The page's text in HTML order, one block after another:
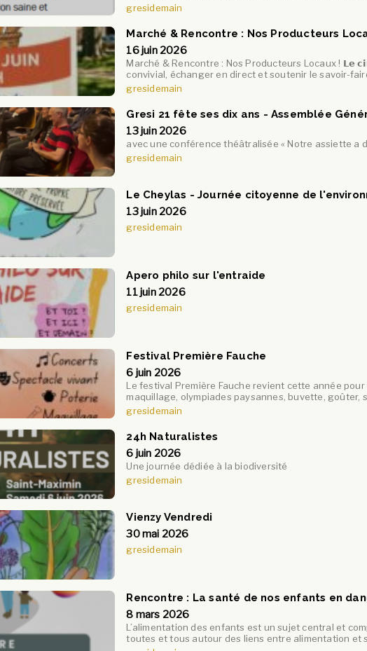
gresidemain
Marché & Rencontre : Nos Producteurs
16 juin 2026
Marché & Rencontre : Nos Producteurs Locaux ! 𝗟𝗲
convivial, échanger en direct et soutenir le savoir-
gresidemain
Gresi 21 fête ses dix ans - Assemblée
13 juin 2026
avec une conférence théâtralisée « Notre assiette a
gresidemain
Le Cheylas - Journée citoyenne de
13 juin 2026
gresidemain
Apero philo sur l'entraide
11 juin 2026
gresidemain
Festival Première Fauche
6 juin 2026
Le festival Première Fauche revient cette année
maquillage, olympiades paysannes, buvette, goûter,
gresidemain
24h Naturalistes
6 juin 2026
Une journée dédiée à la biodiversité
gresidemain
Vienzy Vendredi
30 mai 2026
gresidemain
Rencontre : La santé de nos enfants en
8 mars 2026
L’alimentation des enfants est un sujet central et
toutes et tous autour des liens entre alimentation et